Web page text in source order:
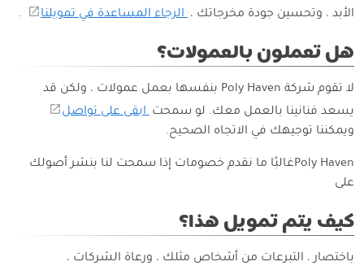
الأبد ، وتحسين جودة مخرجاتك ، الرجاء المساعدة في تمويلنا .
هل تعملون بالعمولات؟
لا تقوم شركة Poly Haven بنفسها بعمل عمولات ، ولكن قد
يسعد فنانينا بالعمل معك. لو سمحت ابقى على تواصل
ويمكننا توجيهك في الاتجاه الصحيح.
Poly Havenغالبًا ما نقدم خصومات إذا سمحت لنا بنشر أصولك
على
كيف يتم تمويل هذا؟
باختصار ، التبرعات من أشخاص مثلك ، ورعاة الشركات ،